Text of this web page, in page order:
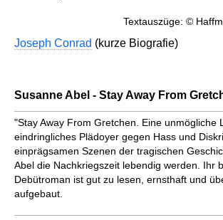
Textauszüge: ©
Joseph Conrad (kurze Biografie)
Susanne Abel - Stay Away From
"Stay Away From Gretchen. Eine unmögliche
eindringliches Plädoyer gegen Hass und
einprägsamen Szenen der tragischen
Abel die Nachkriegszeit lebendig werden. Ihr
Debütroman ist gut zu lesen, ernsthaft und
aufgebaut.